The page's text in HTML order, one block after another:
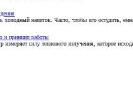
напиток. Часто, чтобы его остудить,
и принцип работы
силу теплового излучения, которое